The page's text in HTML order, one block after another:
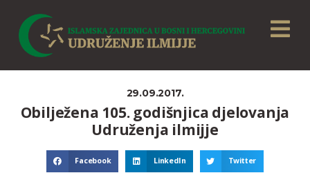
29.09.2017.
Obilježena 105. godišnjica djelovanja
Udruženja ilmijje
Facebook LinkedIn Twitter